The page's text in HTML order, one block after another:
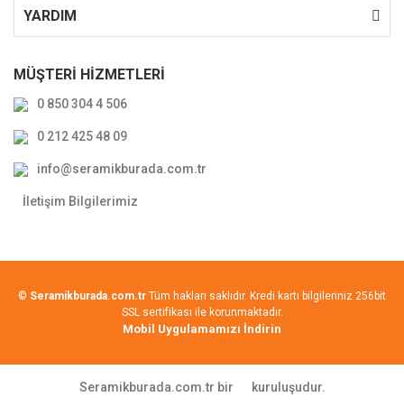
YARDIM
MÜŞTERİ HİZMETLERİ
0 850 304 4 506
0 212 425 48 09
info@seramikburada.com.tr
İletişim Bilgilerimiz
© Seramikburada.com.tr Tüm hakları saklıdır. Kredi kartı bilgileriniz 256bit
SSL sertifikası ile korunmaktadır.
Mobil Uygulamamızı İndirin
Seramikburada.com.tr bir kuruluşudur.